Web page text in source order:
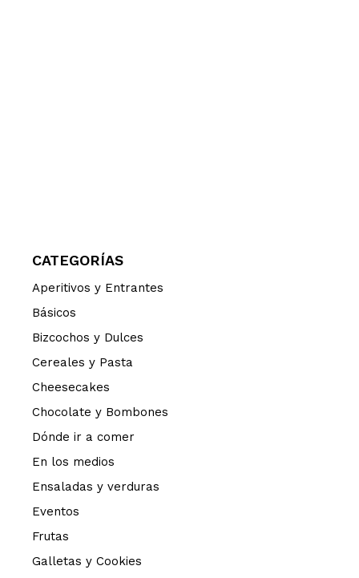
CATEGORÍAS
Aperitivos y Entrantes
Básicos
Bizcochos y Dulces
Cereales y Pasta
Cheesecakes
Chocolate y Bombones
Dónde ir a comer
En los medios
Ensaladas y verduras
Eventos
Frutas
Galletas y Cookies